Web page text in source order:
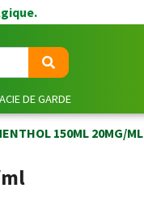
DE GARDE
150ML 20MG/ML